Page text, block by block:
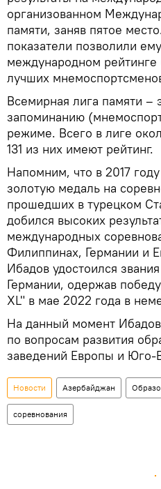
организованном
памяти, заняв пятое
показатели позволили
международном рейтинге
лучших
Всемирная лига памяти –
запоминанию
режиме. Всего в лиге
131 из них имеют рейтинг.
Напомним, что в 2017
золотую медаль на
прошедших в турецком
добился высоких
международных
Филиппинах, Германии и
Ибадов удостоился
Германии, одержав
XL" в мае 2022 года в
На данный момент Ибадов
по вопросам развития
заведений Европы и Юго-
Новости Азербайджан
соревнования